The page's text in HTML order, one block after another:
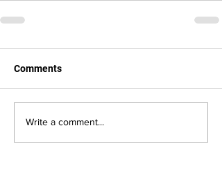
Comments
Write a comment...